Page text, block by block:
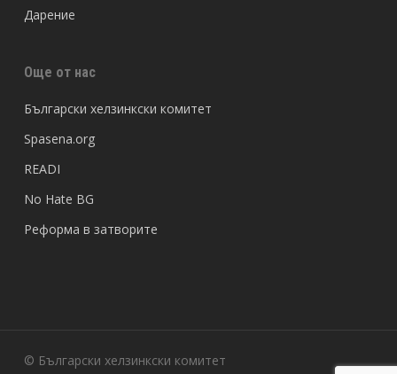
Дарение
Още от нас
Български хелзинкски комитет
Spasena.org
READI
No Hate BG
Реформа в затворите
© Български хелзинкски комитет